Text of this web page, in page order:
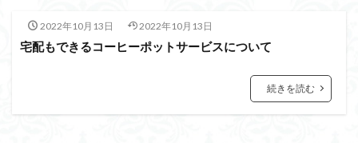
2022年10月13日 2022年10月13日
宅配もできるコーヒーポットサービスについて
続きを読む